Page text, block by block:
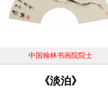
中国翰林书画院院士
《淡泊》